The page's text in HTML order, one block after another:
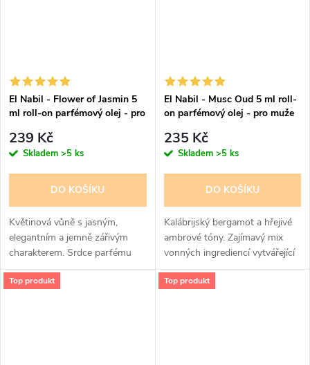
El Nabil - Flower of Jasmin 5
ml roll-on parfémový olej - pro
239 Kč
Skladem >5 ks
DO KOŠÍKU
Květinová vůně s jasným,
elegantním a jemně zářivým
charakterem. Srdce parfému
tvoří akordy jasmínu,
pomerančového květu a ylang-
El Nabil - Musc Oud 5 ml roll-
on parfémový olej - pro muže
235 Kč
Skladem >5 ks
DO KOŠÍKU
Kalábrijský bergamot a hřejivé
ambrové tóny. Zajímavý mix
vonných ingrediencí vytvářející
velmi nevšední, rebelskou vůni
pro charismatické muže
Top produkt Top produkt